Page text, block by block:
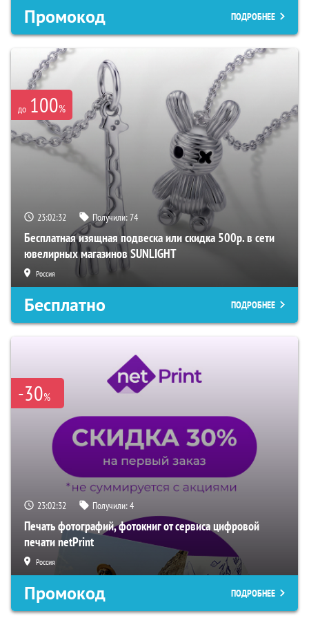
Промокод ПОДРОБНЕЕ
до 100%
23:02:31 Получили:74
Бесплатная изящная подвеска или скидка 500р. в сети
ювелирных магазинов SUNLIGHT
Россия
Бесплатно ПОДРОБНЕЕ
-30%
23:02:31 Получили:4
Печать фотографий, фотокниг от сервиса цифровой
печати netPrint
Россия
Промокод ПОДРОБНЕЕ